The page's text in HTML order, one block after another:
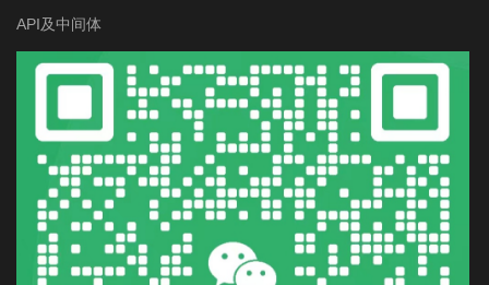
API及中间体